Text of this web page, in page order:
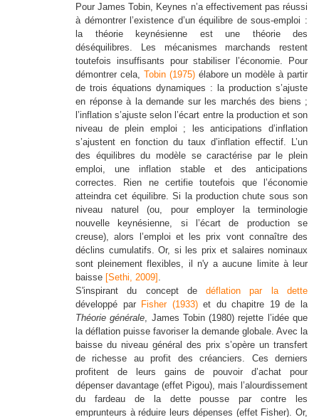
Pour James Tobin, Keynes n’a effectivement pas réussi
à démontrer l’existence d’un équilibre de sous-emploi :
la théorie keynésienne est une théorie des
déséquilibres. Les mécanismes marchands restent
toutefois insuffisants pour stabiliser l’économie. Pour
démontrer cela, Tobin (1975)élabore un modèle à partir
de trois équations dynamiques : la production s’ajuste
en réponse à la demande sur les marchés des biens ;
l’inflation s’ajuste selon l’écart entre la production et son
niveau de plein emploi ; les anticipations d’inflation
s’ajustent en fonction du taux d’inflation effectif. L’un
des équilibres du modèle se caractérise par le plein
emploi, une inflation stable et des anticipations
correctes. Rien ne certifie toutefois que l’économie
atteindra cet équilibre. Si la production chute sous son
niveau naturel (ou, pour employer la terminologie
nouvelle keynésienne, si l’écart de production se
creuse), alors l’emploi et les prix vont connaître des
déclins cumulatifs. Or, si les prix et salaires nominaux
sont pleinement flexibles, il n'y a aucune limite à leur
baisse [Sethi, 2009] .
S'inspirant du concept dedéflation par la dette
développé par Fisher (1933)et du chapitre 19 de la
Théorie générale, James Tobin (1980) rejette l’idée que
la déflation puisse favoriser la demande globale. Avec la
baisse du niveau général des prix s’opère un transfert
de richesse au profit des créanciers. Ces derniers
profitent de leurs gains de pouvoir d’achat pour
dépenser davantage (effet Pigou), mais l’alourdissement
du fardeau de la dette pousse par contre les
emprunteurs à réduire leurs dépenses (effet Fisher). Or,